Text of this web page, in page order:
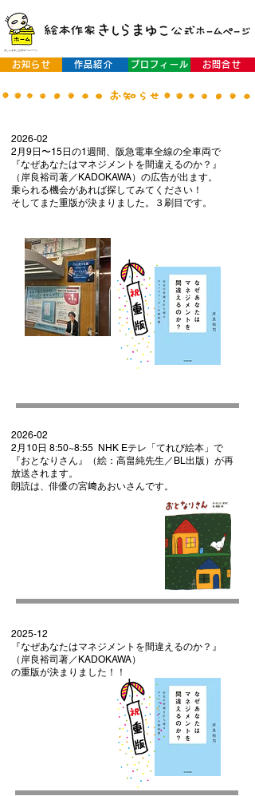
お知らせ プロフィール お問合せ
作品紹介
きしらまゆこ公式ホームページ
2026-02
2月9日〜15日の1週間、阪急電車全線の全車両で
『なぜあなたはマネジメントを間違えるのか？』
（岸良裕司著／KADOKAWA）の広告が出ます。
乗られる機会があれば探してみてください！
​そしてまた重版が決まりました。３刷目です。
2026-02
2月10日 8:50~8:55 NHK Eテレ「てれび絵本」で
『おとなりさん』（絵：高畠純先生／BL出版）が再
放送されます。
​朗読は、俳優の宮﨑あおいさんです。
2025-12
『なぜあなたはマネジメントを間違えるのか？』
（岸良裕司著／KADOKAWA）
の重版が決まりました！！